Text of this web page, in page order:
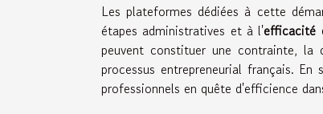
Les plateformes dédiées à cette
étapes administratives et à l'efficacité
peuvent constituer une contrainte,
processus entrepreneurial français.
professionnels en quête d'efficience